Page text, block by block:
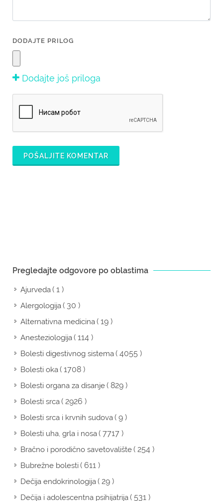
DODAJTE PRILOG
Dodajte još priloga
POŠALJITE KOMENTAR
Pregledajte odgovore po oblastima
Ajurveda( 1 )
Alergologija( 30 )
Alternativna medicina( 19 )
Anesteziologija( 114 )
Bolesti digestivnog sistema( 4055 )
Bolesti oka( 1708 )
Bolesti organa za disanje( 829 )
Bolesti srca( 2926 )
Bolesti srca i krvnih sudova( 9 )
Bolesti uha, grla i nosa( 7717 )
Bračno i porodično savetovalište( 254 )
Bubrežne bolesti( 611 )
Dečija endokrinologija( 29 )
Dečija i adolescentna psihijatrija( 531 )